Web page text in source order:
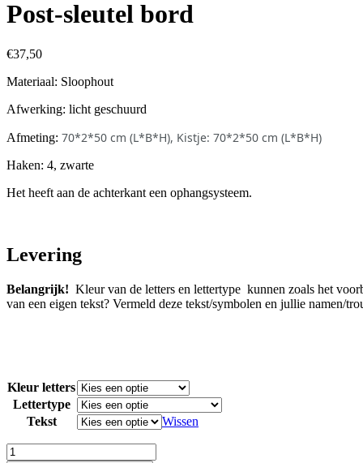
Post-sleutel bord
€37,50
Materiaal: Sloophout
Afwerking: licht geschuurd
Afmeting: 70*2*50 cm (L*B*H), Kistje: 70*2*50 cm (L*B*H)
Haken: 4, zwarte
Het heeft aan de achterkant een ophangsysteem.
Levering
Belangrijk! Kleur van de letters en lettertype kunnen zoals het
van een eigen tekst? Vermeld deze tekst/symbolen en jullie namen/
Kleur letters
Lettertype
Tekst
Wissen
Post-